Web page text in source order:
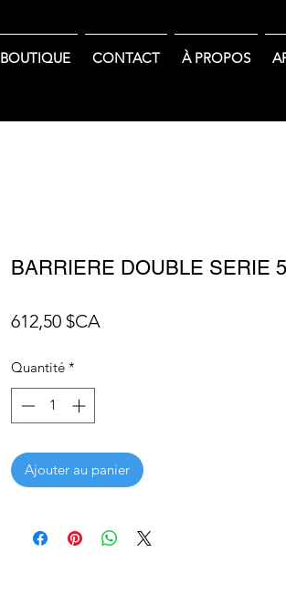
BOUTIQUE CONTACT À PROPOS
BARRIERE DOUBLE SERIE
612,50 $CA
Quantité *
Ajouter au panier